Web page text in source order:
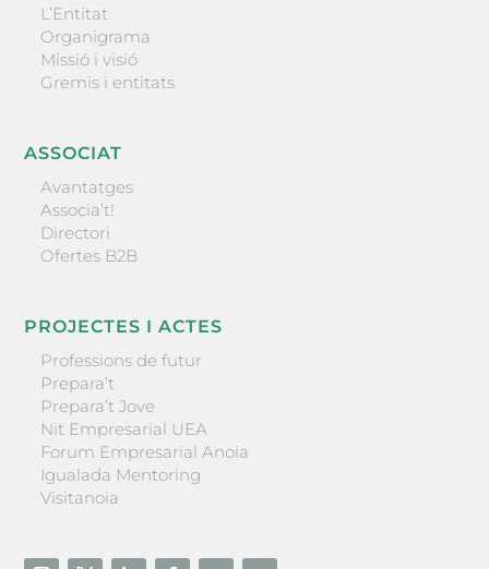
L’Entitat
Organigrama
Missió i visió
Gremis i entitats
ASSOCIAT
Avantatges
Associa’t!
Directori
Ofertes B2B
PROJECTES I ACTES
Professions de futur
Prepara’t
Prepara’t Jove
Nit Empresarial UEA
Forum Empresarial Anoia
Igualada Mentoring
Visitanoia